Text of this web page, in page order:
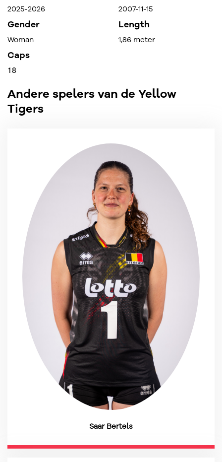
2025-2026 2007-11-15
Gender
Woman
Length
1,86 meter
Caps
18
Andere spelers van de Yellow
Tigers
Saar Bertels